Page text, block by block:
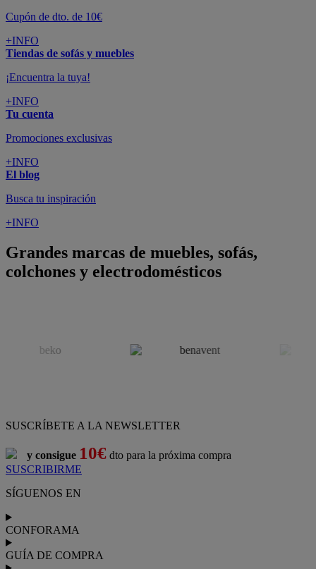
Cupón de dto. de 10€
+INFO
Tiendas de sofás y muebles
¡Encuentra la tuya!
+INFO
Tu cuenta
Promociones exclusivas
+INFO
El blog
Busca tu inspiración
+INFO
Grandes marcas de muebles, sofás,
colchones y electrodomésticos
SUSCRÍBETE A LA NEWSLETTER
y consigue 10€ dto para la próxima compra
SUSCRIBIRME
SÍGUENOS EN
CONFORAMA
GUÍA DE COMPRA